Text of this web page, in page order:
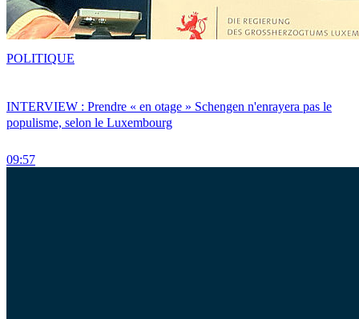
INTERVIEW : Prendre « en otage » Schengen n'enrayera pas le
populisme, selon le Luxembourg
09:57
POLITIQUE